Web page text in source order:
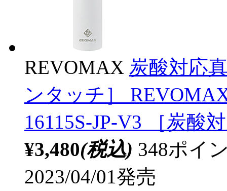
REVOMAX 炭酸対応
ンタッチ］
16115S-JP-V3 ［炭酸
¥3,480(税込) 348ポイ
2023/04/01発売